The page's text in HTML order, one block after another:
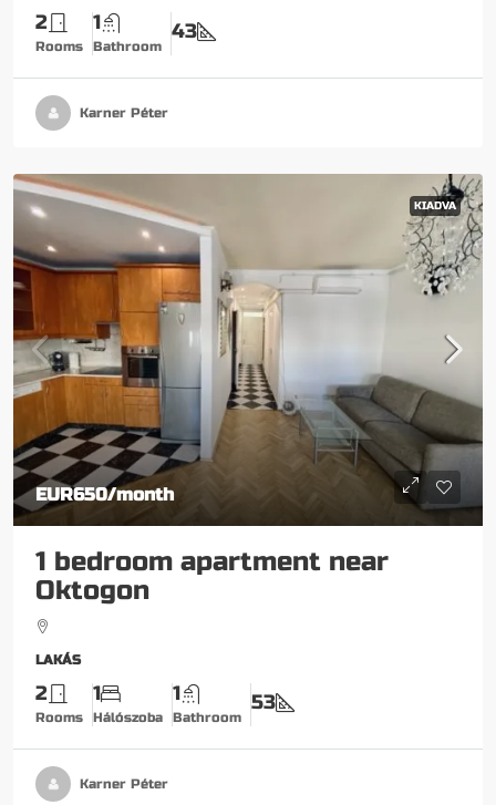
2
Rooms
1
Bathroom
43
Karner Péter
KIADVA
EUR650/month
1 bedroom apartment near
Oktogon
LAKÁS
2
Rooms
1
Hálószoba
1
Bathroom
53
Karner Péter